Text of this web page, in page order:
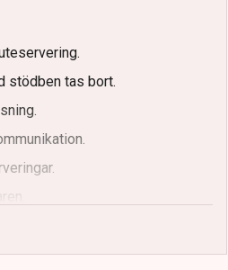
stödben tas bort.